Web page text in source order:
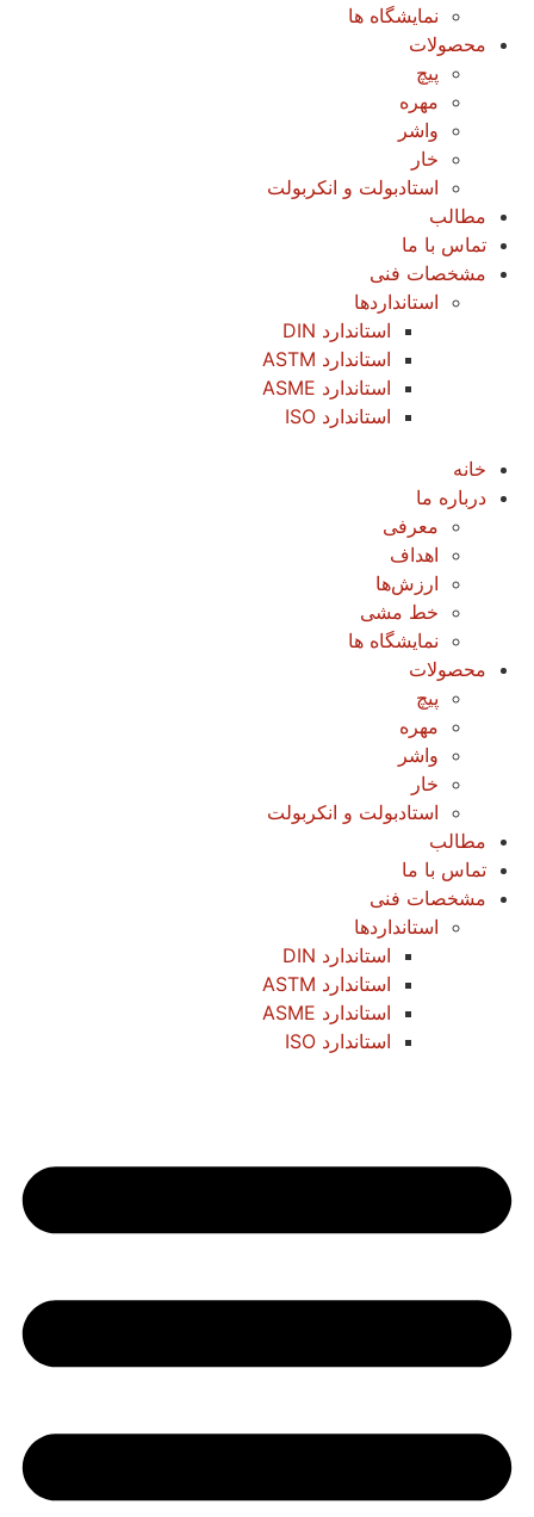
نمایشگاه ها
محصولات
پیچ
مهره
واشر
خار
استادبولت و انکربولت
مطالب
تماس با ما
مشخصات فنی
استانداردها
استاندارد DIN
استاندارد ASTM
استاندارد ASME
استاندارد ISO
خانه
درباره ما
معرفی
اهداف
ارزش‌ها
خط مشی
نمایشگاه ها
محصولات
پیچ
مهره
واشر
خار
استادبولت و انکربولت
مطالب
تماس با ما
مشخصات فنی
استانداردها
استاندارد DIN
استاندارد ASTM
استاندارد ASME
استاندارد ISO